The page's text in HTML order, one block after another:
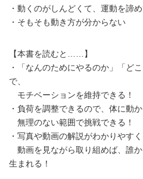
・動くのがしんどくて、運動を諦
・そもそも動き方が分からない
【本書を読むと……】
・「なんのためにやるのか」「ど
で、
モチベーションを維持できる！
・負荷を調整できるので、体に動
無理のない範囲で挑戦できる！
・写真や動画の解説がわかりやす
動画を見ながら取り組めば、誰
生まれる！